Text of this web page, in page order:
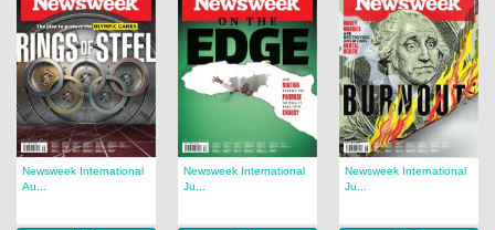
Newsweek International
Au...
Newsweek International
Ju...
Newsweek International
Ju...